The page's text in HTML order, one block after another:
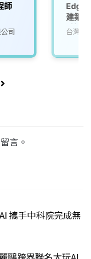
師
司
Edge
建築
_技師
台灣寶
言。
攜手中科院完成無
鷗跨界聯名大玩AI